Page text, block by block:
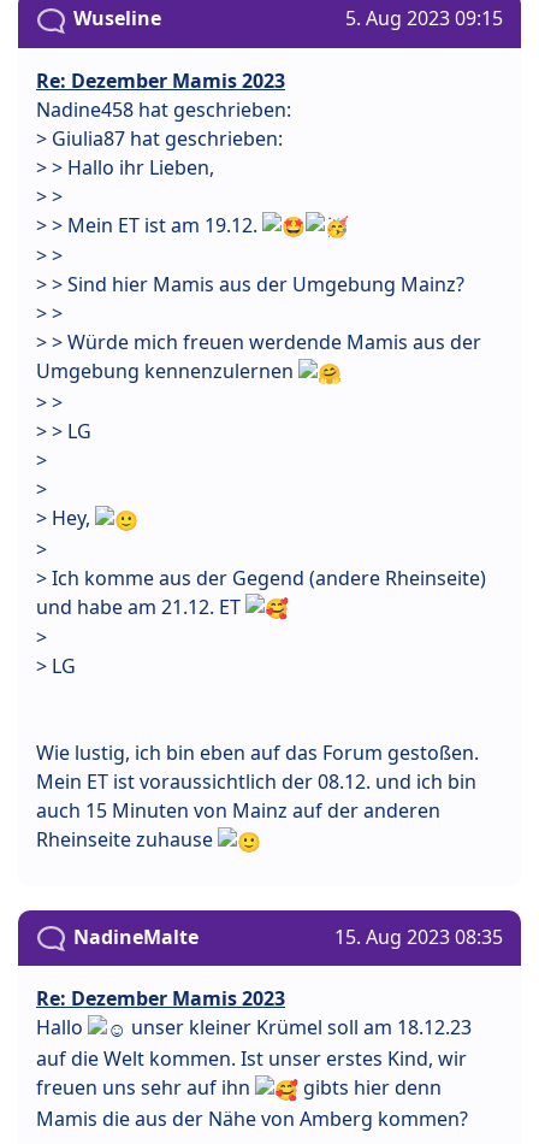
Wuseline 5. Aug 2023 09:15
Re: Dezember Mamis 2023
Nadine458 hat geschrieben:
> Giulia87 hat geschrieben:
> > Hallo ihr Lieben,
> >
> > Mein ET ist am 19.12.
> >
> > Sind hier Mamis aus der Umgebung Mainz?
> >
> > Würde mich freuen werdende Mamis aus der
Umgebung kennenzulernen
> >
> > LG
>
>
> Hey,
>
> Ich komme aus der Gegend (andere Rheinseite)
und habe am 21.12. ET
>
> LG
Wie lustig, ich bin eben auf das Forum gestoßen.
Mein ET ist voraussichtlich der 08.12. und ich bin
auch 15 Minuten von Mainz auf der anderen
Rheinseite zuhause
NadineMalte 15. Aug 2023 08:35
Re: Dezember Mamis 2023
Hallo
unser kleiner Krümel soll am 18.12.23
auf die Welt kommen. Ist unser erstes Kind, wir
freuen uns sehr auf ihn
gibts hier denn
Mamis die aus der Nähe von Amberg kommen?